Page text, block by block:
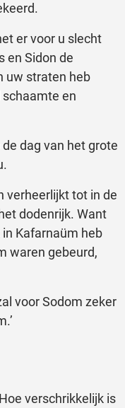
er voor u slecht
en Sidon de
uw straten heb
schaamte en
dag van het grote
verheerlijkt tot in de
dodenrijk. Want
Kafarnaüm heb
waren gebeurd,
voor Sodom zeker
verschrikkelijk is